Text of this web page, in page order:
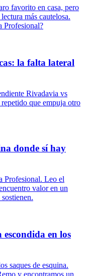
favorito en casa, pero
más cautelosa.
Profesional?
la falta lateral
Rivadavia vs
que empuja otro
donde sí hay
Profesional. Leo el
valor en un
en los
saques de esquina.
y encontramos un